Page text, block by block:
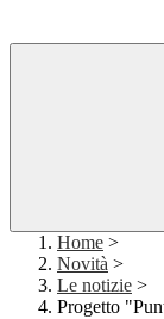
Home >
Novità >
Le notizie >
Progetto